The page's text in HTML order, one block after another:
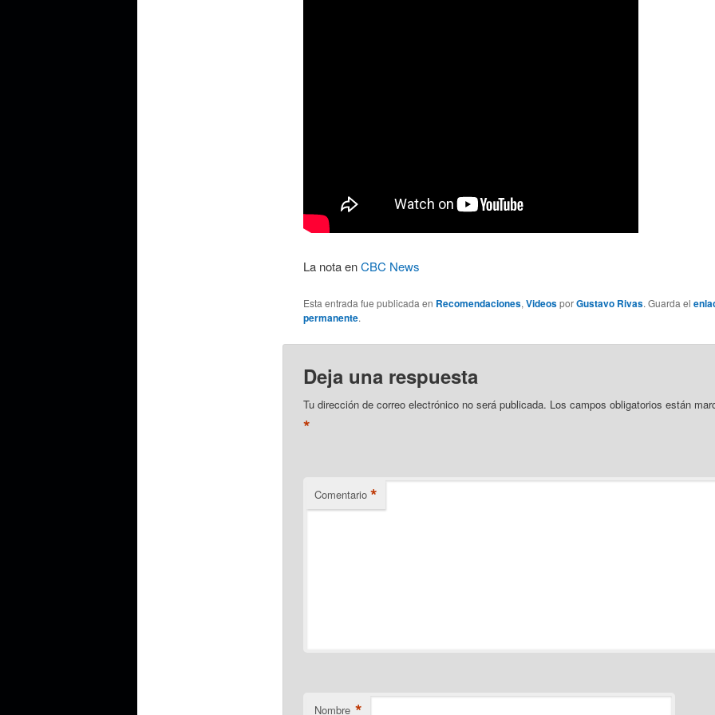
La nota enCBC News
Esta entrada fue publicada en Recomendaciones, VideosporGustavo Rivas. Guarda el
permanente.
Deja una respuesta
Tu dirección de correo electrónico no será publicada. Los campos obligatorios están
*
Comentario *
Nombre